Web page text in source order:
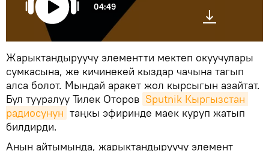
04:49
Жарыктандыруучу элементти мектеп окуучулары
сумкасына, же кичинекей кыздар чачына тагып
алса болот. Мындай аракет жол кырсыгын азайтат.
Бул тууралуу Тилек Оторов Sputnik Кыргызстан
радиосунун таңкы эфиринде маек куруп жатып
билдирди.
Анын айтымында, жарыктандыруучу элемент